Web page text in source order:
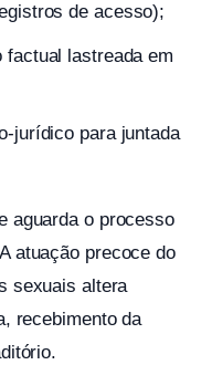
de acesso);
factual lastreada em
jurídico para juntada
aguarda o processo
atuação precoce do
sexuais altera
recebimento da